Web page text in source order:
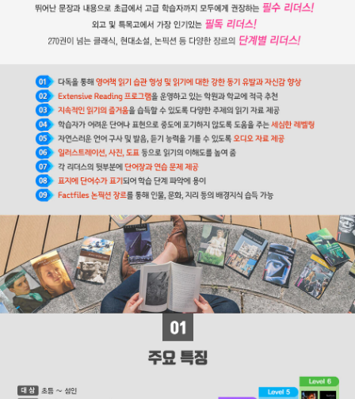
입하는 기자였던 그는 통찰력 있는 시각과 빼어난 문장력을 습득하게
된다. 스물네 살 때부터 자신이 편집위원으로 있는 잡지에 ＜픽윅 문
는 모험과 인정 넘치는 사건들로 이루어진 이 소설은 픽윅을 일약 영
국 국민이 사랑하는 인물로 만들었다. 디킨스는 같은 시기에 ≪올리
버 트위스트≫를 써서 올리버를 온 국민이 사랑하고 돌보아 주고 싶
은 어린이로 만들었다. 그 후 디킨스는 생애 마지막까지 평균 2년에
장편소설 한 권을 써내는 괴력을 발휘한다. 대표작으로는 ≪크리스마
스 캐럴≫, ≪위대한 유산≫, ≪데이비드 코퍼필드≫, ≪두 도시 이야
기≫, ≪황폐한 집≫, ≪리틀 도릿≫이 있다.